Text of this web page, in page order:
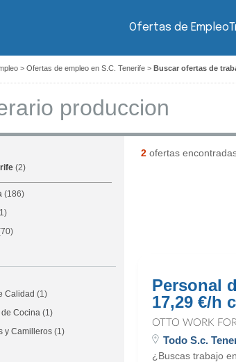
Ofertas de Empleo
> Ofertas de empleo en S.C. Tenerife > Buscar ofertas de
(2)
(186)
Calidad (1)
Cocina (1)
y Camilleros (1)
2ofertas
Personal
17,29 €/h
OTTO WORK
Todo S.c.
¿Buscas trabajo